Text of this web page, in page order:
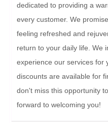
dedicated to providing a
every customer. We
feeling refreshed and
return to your daily life. We
experience our services for
discounts are available for
don't miss this opportunity
forward to welcoming you!